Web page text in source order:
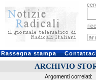
Rassegna stampa
ARCHIVIO
Argomenti correlati: